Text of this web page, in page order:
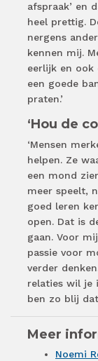
afspraak’ en
heel prettig.
nergens
kennen mij.
eerlijk en ook
een goede
praten.’
‘Hou de
‘Mensen
helpen. Ze
een mond
meer speelt,
goed leren
open. Dat is
gaan. Voor
passie voor
verder
relaties wil je
ben zo blij
Meer
Noemi